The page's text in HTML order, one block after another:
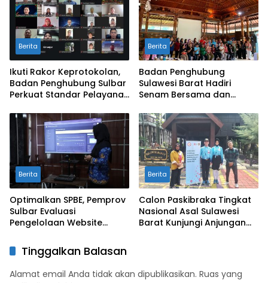
Berita
Ikuti Rakor Keprotokolan,
Badan Penghubung Sulbar
Perkuat Standar Pelayanan
Berita
Badan Penghubung
Sulawesi Barat Hadiri
Senam Bersama dan
dengan Anjungan Daerah
Berita
Optimalkan SPBE, Pemprov
Sulbar Evaluasi
Pengelolaan Website
Berita
Calon Paskibraka Tingkat
Nasional Asal Sulawesi
Barat Kunjungi Anjungan
Tinggalkan Balasan
Alamat email Anda tidak akan dipublikasikan. Ruas yang